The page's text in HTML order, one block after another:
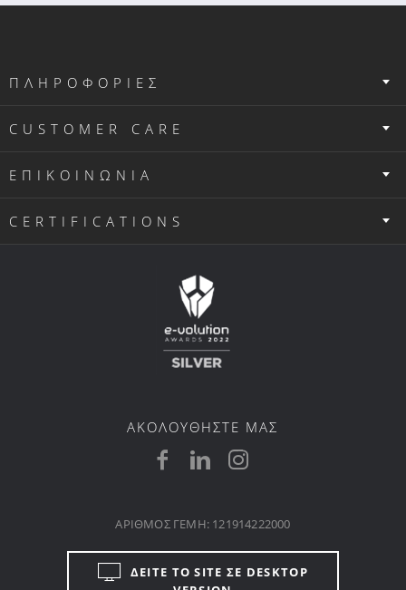
ΠΛΗΡΟΦΟΡΙΕΣ
CUSTOMER CARE
ΕΠΙΚΟΙΝΩΝΙΑ
CERTIFICATIONS
ΑΚΟΛΟΥΘΗΣΤΕ ΜΑΣ
ΔΕΙΤΕ ΤΟ SITE ΣΕ DESKTOP
ΑΡΙΘΜΟΣ ΓΕΜΗ: 121914222000